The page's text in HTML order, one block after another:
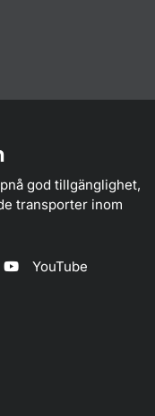
god tillgänglighet,
transporter inom
YouTube